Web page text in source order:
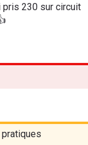
pris 230 sur circuit